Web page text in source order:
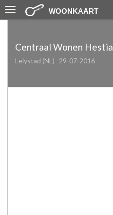
Toggle
navigation
WOONKAART
Centraal Wonen Hestia
Lelystad (NL) 29-07-2016